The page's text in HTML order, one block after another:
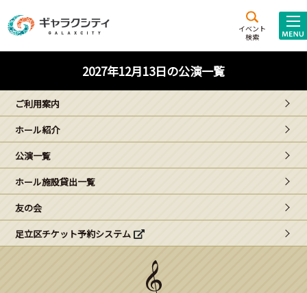
イベント
検索
施設案内
西新井
文化ホール
ギャラクシティとは
こどもみーてぃんぐ
Gがくえん
ブランドからのお知らせ
2027年12月13日の公演一覧
ご利用案内
ホール紹介
公演一覧
ホール施設貸出一覧
友の会
足立区チケット予約システム